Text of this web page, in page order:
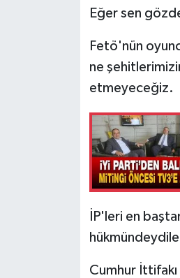
Eğer sen
Fetö'nün
ne
etmeyeceğiz.
İP'leri en
Cumhur